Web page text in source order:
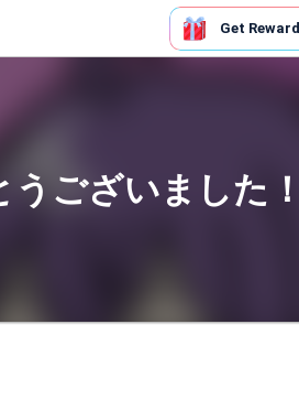
Get Reward
ございました！